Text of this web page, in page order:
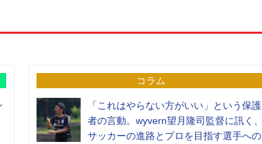
コラム
「これはやらない方がいい」という保護
者の言動。wyvern望月隆司監督に訊く、
サッカーの進路とプロを目指す選手への